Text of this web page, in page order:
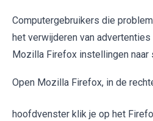
Computergebruikers die
het verwijderen van
Mozilla Firefox instellingen naar
Open Mozilla Firefox, in de
hoofdvenster klik je op het